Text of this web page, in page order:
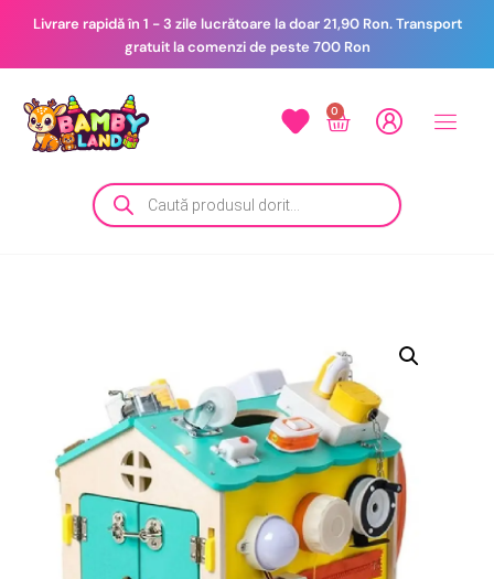
Livrare rapidă în 1 - 3 zile lucrătoare la doar 21,90 Ron. Transport
gratuit la comenzi de peste 700 Ron
0